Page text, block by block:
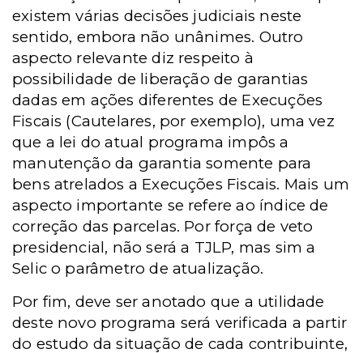
existem várias decisões judiciais neste
sentido, embora não unânimes. Outro
aspecto relevante diz respeito à
possibilidade de liberação de garantias
dadas em ações diferentes de Execuções
Fiscais (Cautelares, por exemplo), uma vez
que a lei do atual programa impôs a
manutenção da garantia somente para
bens atrelados a Execuções Fiscais. Mais um
aspecto importante se refere ao índice de
correção das parcelas. Por força de veto
presidencial, não será a TJLP, mas sim a
Selic o parâmetro de atualização.
Por fim, deve ser anotado que a utilidade
deste novo programa será verificada a partir
do estudo da situação de cada contribuinte,